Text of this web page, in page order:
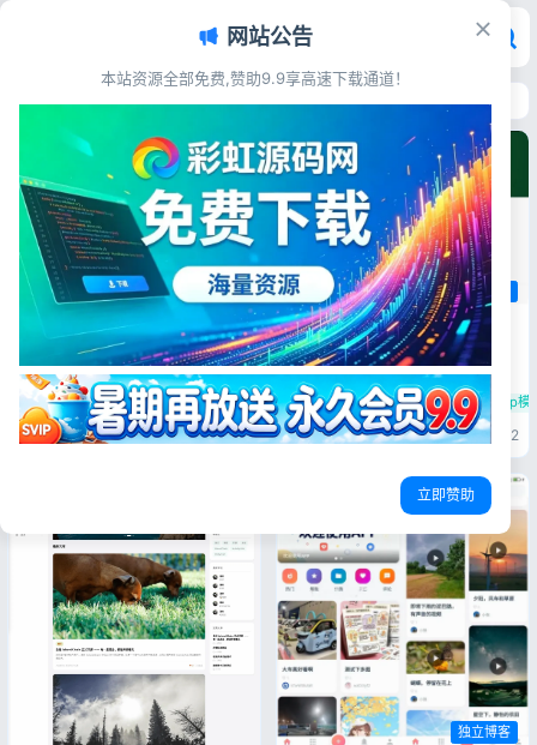
首页>主题模板
WordPress
奶奶灰留学教育WordPress免费
主题 留学中介机构灰色调wp网站
源码简介 这套奶奶灰简约风格
WordPress免费主题，专门面
向留学中介、出国教育咨询机
构。采用高级灰调商务UI，风格
沉稳大气，HTML5全响应式布
局，电脑、平板、手机自动适
WordPress主题 教育模板 免费wp主题
彩虹源码网 2天前 2
WordPress
绿色教育儿童培训类WordPress
免费主题 少儿培训机构网站模板
源码简介 本套绿色教育风
WordPress免费主题，专为儿
童培训机构、早教中心、兴趣培
训班打造。采用清新绿色教育风
格，HTML5响应式设计，电
内置课程项目展示、师资团队、
学员风采、新闻资讯、在线留
言、联系我们等常...
WordPress主题 早教机构 免费wp模
彩虹源码网 2天前 2
独立博客
网站公告
本站资源全部免费,赞助9.9享高速下载通道！
立即赞助